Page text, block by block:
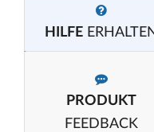
HILFE
PRODUKT
FEEDBACK